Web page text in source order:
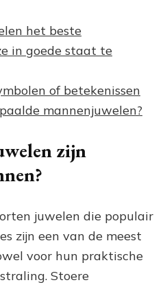
het beste
in goede staat te
of betekenissen
mannenjuwelen?
zijn
juwelen die populair
zijn een van de meest
voor hun praktische
Stoere